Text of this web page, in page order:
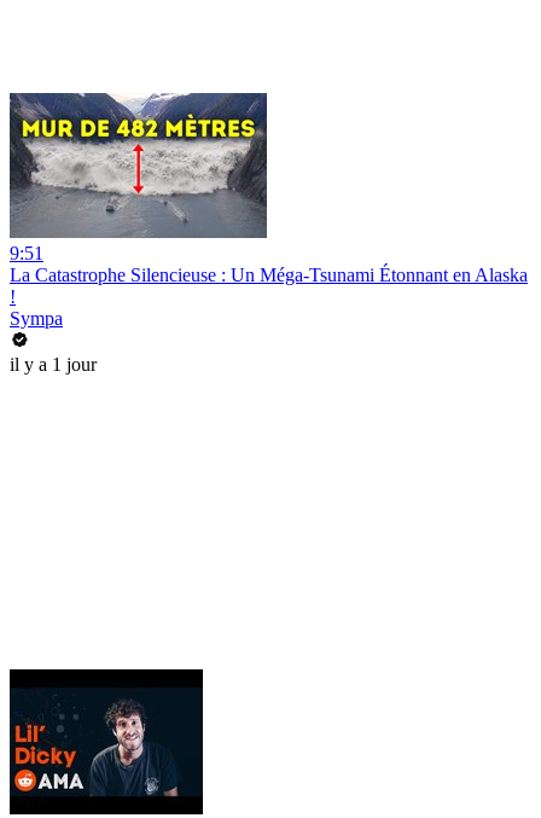
9:51
La Catastrophe Silencieuse : Un Méga-Tsunami Étonnant en Alaska
!
Sympa
il y a 1 jour